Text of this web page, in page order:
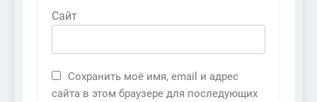
Сайт
Сохранить моё имя, email и адрес
сайта в этом браузере для последующих